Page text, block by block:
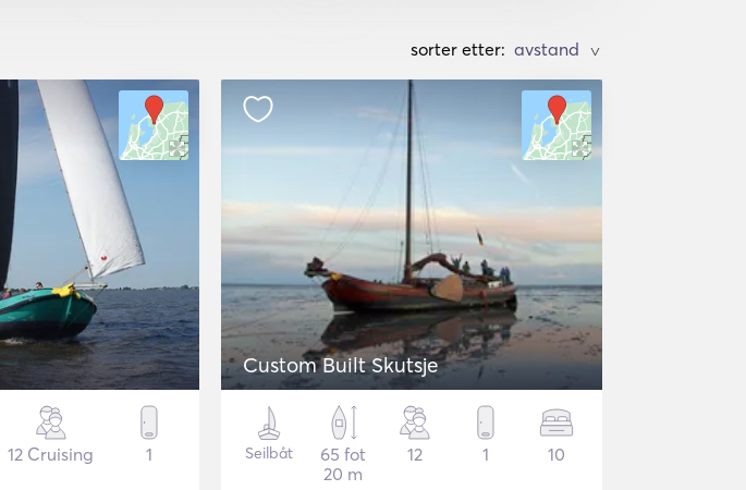
sorter etter: >
12 Cruising 1
Custom Built Skutsje
Seilbåt
65 fot
20 m
12 1 10